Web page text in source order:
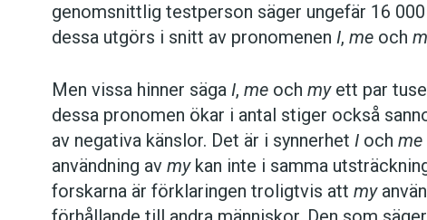
genomsnittlig testperson säger ungefär 16
dessa utgörs i snitt av pronomenen I, me och
Men vissa hinner säga I, me och myett par
dessa pronomen ökar i antal stiger också
av negativa känslor. Det är i synnerhet I och me
användning av mykan inte i samma
forskarna är förklaringen troligtvis att my